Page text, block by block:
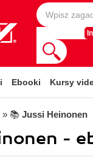
Ebooki Kursy
» 📚 Jussi Heinonen
-